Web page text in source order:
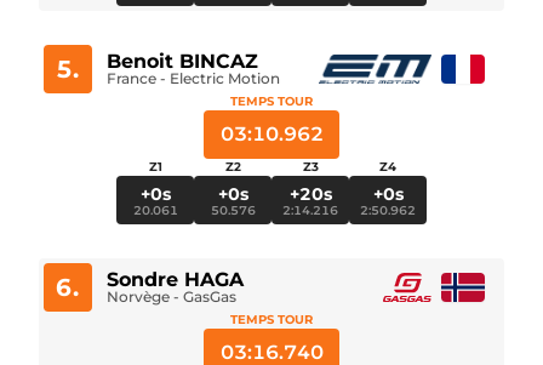
5. Benoit BINCAZ
France - Electric Motion
TEMPS TOUR
03:10.962
Z1
+0s
20.061
Z2
+0s
50.576
Z3
+20s
2:14.216
Z4
+0s
2:50.962
6. Sondre HAGA
Norvège - GasGas
TEMPS TOUR
03:16.740